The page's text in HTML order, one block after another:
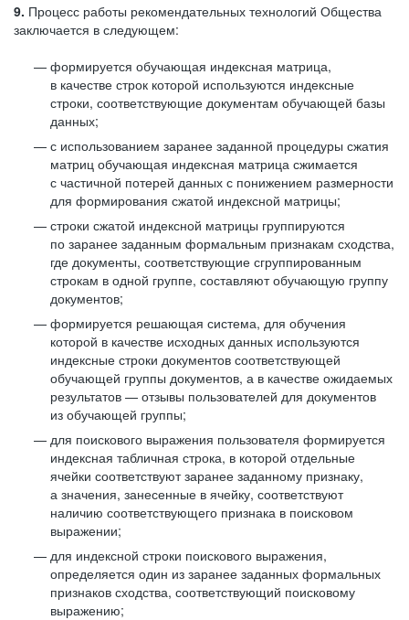
9. Процесс работы рекомендательных технологий Общества
заключается в следующем:
формируется обучающая индексная матрица,
в качестве строк которой используются индексные
строки, соответствующие документам обучающей базы
данных;
с использованием заранее заданной процедуры сжатия
матриц обучающая индексная матрица сжимается
с частичной потерей данных с понижением размерности
для формирования сжатой индексной матрицы;
строки сжатой индексной матрицы группируются
по заранее заданным формальным признакам сходства,
где документы, соответствующие сгруппированным
строкам в одной группе, составляют обучающую группу
документов;
формируется решающая система, для обучения
которой в качестве исходных данных используются
индексные строки документов соответствующей
обучающей группы документов, а в качестве ожидаемых
результатов — отзывы пользователей для документов
из обучающей группы;
для поискового выражения пользователя формируется
индексная табличная строка, в которой отдельные
ячейки соответствуют заранее заданному признаку,
а значения, занесенные в ячейку, соответствуют
наличию соответствующего признака в поисковом
выражении;
для индексной строки поискового выражения,
определяется один из заранее заданных формальных
признаков сходства, соответствующий поисковому
выражению;